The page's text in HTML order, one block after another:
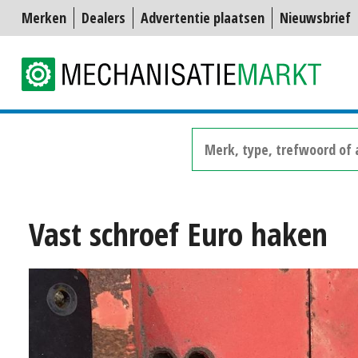
Merken Dealers Advertentie plaatsen Nieuwsbrief
Vast schroef Euro haken